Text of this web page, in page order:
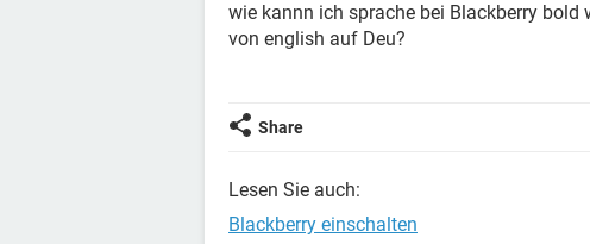
wie kannn ich sprache bei Blackberry bold
von english auf Deu?
Share
Lesen Sie auch:
Blackberry einschalten